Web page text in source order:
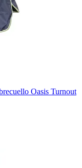
Oasis Turnout